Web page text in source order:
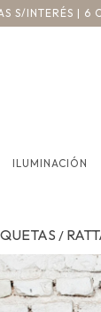
S/INTERÉS | 6
ILUMINACIÓN
/